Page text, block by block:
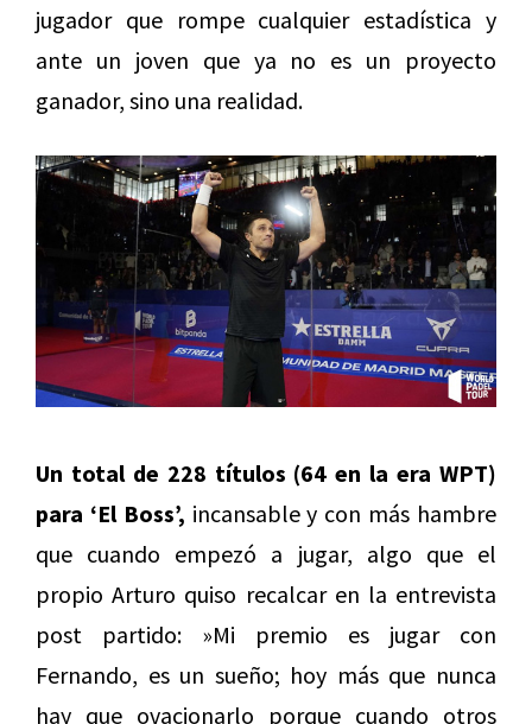
jugador que rompe cualquier estadística y
ante un joven que ya no es un proyecto
ganador, sino una realidad.
Un total de 228 títulos (64 en la era WPT)
para ‘El Boss’, incansable y con más hambre
que cuando empezó a jugar, algo que el
propio Arturo quiso recalcar en la entrevista
post partido: »Mi premio es jugar con
Fernando, es un sueño; hoy más que nunca
hay que ovacionarlo porque cuando otros